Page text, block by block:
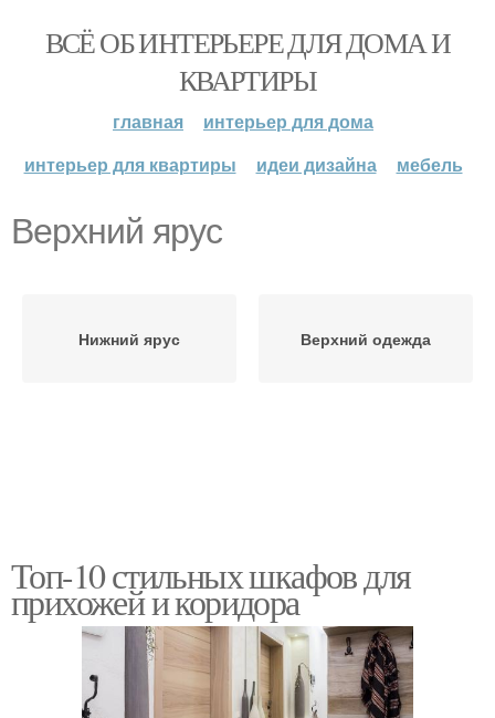
ВСЁ ОБ ИНТЕРЬЕРЕ ДЛЯ ДОМА И
КВАРТИРЫ
главная
интерьер для дома
интерьер для квартиры
идеи дизайна мебель
Верхний ярус
Нижний ярус Верхний одежда
Топ-10 стильных шкафов для
прихожей и коридора